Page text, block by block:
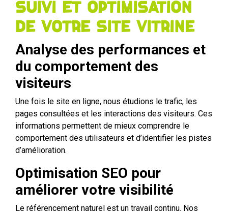
Suivi et optimisation
de votre site vitrine
Analyse des performances et
du comportement des
visiteurs
Une fois le site en ligne, nous étudions le trafic, les
pages consultées et les interactions des visiteurs. Ces
informations permettent de mieux comprendre le
comportement des utilisateurs et d’identifier les pistes
d’amélioration.
Optimisation SEO pour
améliorer votre visibilité
Le référencement naturel est un travail continu. Nos